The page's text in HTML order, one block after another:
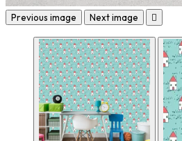
Previous image Next image 